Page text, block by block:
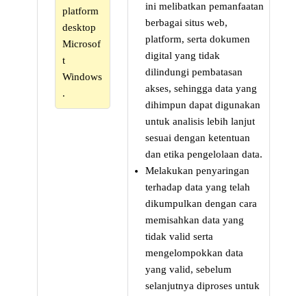
platform
desktop
Microsof
t
Windows
.
ini melibatkan pemanfaatan
berbagai situs web,
platform, serta dokumen
digital yang tidak
dilindungi pembatasan
akses, sehingga data yang
dihimpun dapat digunakan
untuk analisis lebih lanjut
sesuai dengan ketentuan
dan etika pengelolaan data.
Melakukan penyaringan
terhadap data yang telah
dikumpulkan dengan cara
memisahkan data yang
tidak valid serta
mengelompokkan data
yang valid, sebelum
selanjutnya diproses untuk